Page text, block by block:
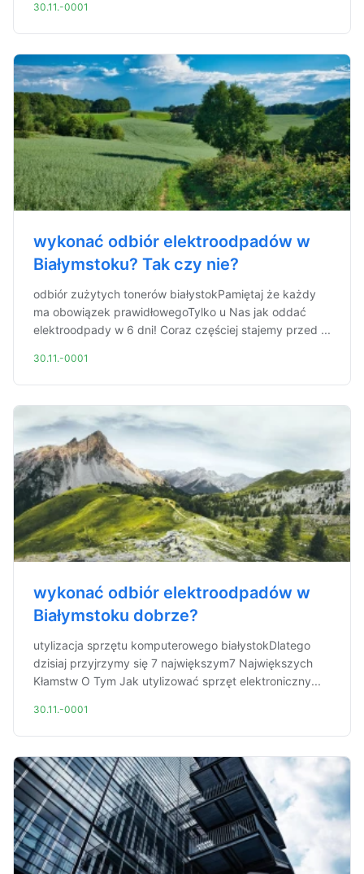
30.11.-0001
wykonać odbiór elektroodpadów w
Białymstoku? Tak czy nie?
odbiór zużytych tonerów białystokPamiętaj że każdy
ma obowiązek prawidłowegoTylko u Nas jak oddać
elektroodpady w 6 dni! Coraz częściej stajemy przed ...
30.11.-0001
wykonać odbiór elektroodpadów w
Białymstoku dobrze?
utylizacja sprzętu komputerowego białystokDlatego
dzisiaj przyjrzymy się 7 największym7 Największych
Kłamstw O Tym Jak utylizować sprzęt elektroniczny...
30.11.-0001